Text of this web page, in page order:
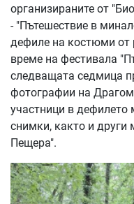
организираните от
- "Пътешествие в
дефиле на костюми от
време на фестивала
следващата седмица
фотографии на
участници в дефилето
снимки, както и други
Пещера".